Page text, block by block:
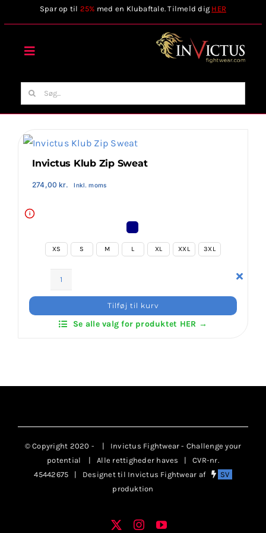
to
Spar op til 25% med en Klubaftale. Tilmeld dig HER
Toggle
Forside
Stilart / Kampsport
Invictus Brands
Klubaftalesider – Find din klub
Brodering / Tryk
Information
Søg
efter:
Invictus Klub Zip Sweat
274,00kr. Inkl. moms
i
XS S M L XL XXL 3XL
Zip
Sweat
Tilføj til kurv
Se alle valg for produktet HER →
© Copyright 2020 -
| Invictus Fightwear - Challenge your
potential
| Alle rettigheder haves | CVR-nr.
45442675 | Designet til Invictus Fightwear af
SV
produktion
Facebook
X InstagramYouTube